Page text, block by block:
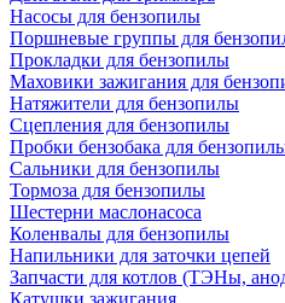
Насосы для бензопилы
Поршневые группы для
Прокладки для бензопилы
Маховики зажигания для
Натяжители для бензопилы
Сцепления для бензопилы
Пробки бензобака для
Сальники для бензопилы
Тормоза для бензопилы
Шестерни маслонасоса
Коленвалы для бензопилы
Напильники для заточки цепей
Запчасти для котлов (ТЭНы,
Катушки зажигания